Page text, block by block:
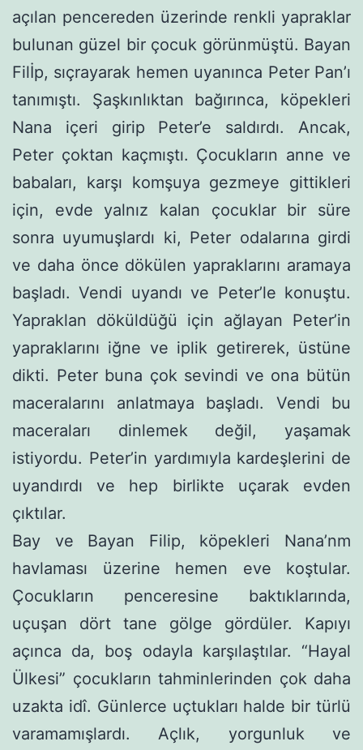
açılan pencereden üze­rinde renkli yapraklar
bulunan güzel bir çocuk görünmüştü. Ba­yan
Filİp, sıçrayarak hemen uyanınca Peter Pan’ı
tanımıştı. Şaşkın­lıktan bağırınca, köpekleri
Nana içeri girip Peter’e saldırdı. Ancak,
Peter çoktan kaçmıştı. Çocukların anne ve
babaları, karşı komşuya gezmeye gittik­leri
için, evde yalnız kalan çocuklar bir süre
sonra uyumuşlardı ki, Peter odalarına girdi
ve daha önce dökülen yapraklarını aramaya
başladı. Vendi uyandı ve Peter’le konuştu.
Yapraklan döküldüğü için ağlayan Peter’in
yapraklarını iğne ve iplik getirerek, üstüne
dikti. Peter buna çok sevindi ve ona bütün
maceralarını anlatma­ya başladı. Vendi bu
maceraları dinlemek değil, yaşamak
istiyordu. Peter’in yardımıyla kardeşlerini de
uyandırdı ve hep birlikte uçarak evden
çıktılar.
Bay ve Bayan Filip, köpekleri Nana’nm
havlaması üzerine he­men eve koştular.
Çocukların penceresine baktıklarında,
uçuşan dört tane gölge gördüler. Kapıyı
açınca da, boş odayla karşılaştılar. “Hayal
Ülkesi” çocukların tahminlerinden çok daha
uzakta idî. Günlerce uçtukları halde bir türlü
varamamışlardı. Açlık, yorgunluk ve